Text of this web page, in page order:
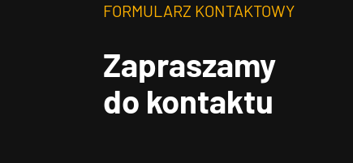
FORMULARZ KONTAKTOWY
Zapraszamy
do kontaktu